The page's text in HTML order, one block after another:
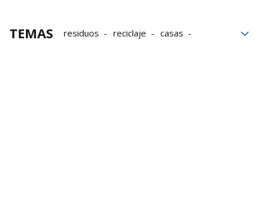
TEMAS residuos reciclaje
casas